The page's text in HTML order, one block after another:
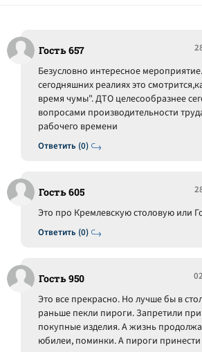
Гость 657
Ответить (0)
Безусловно интересное
сегодняшних реалиях это
время чумы". ДТО целесообразнее
вопросами производительности
рабочего времени
Гость 605
Ответить (0)
Это про Кремлевскую столовую или
Гость 950
Это все прекрасно. Но лучше бы в
раньше пекли пироги. Запретили
покупные изделия. А жизнь
юбилеи, поминки. А пироги